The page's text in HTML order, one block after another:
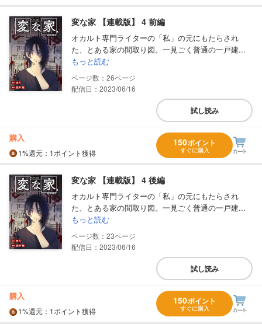
変な家 【連載版】 4 前編
オカルト専門ライターの「私」の元にもたらされ
た、とある家の間取り図。一見ごく普通の一戸建...
もっと読む
26
配信日：2023/06/16
試し読み
購入
1%還元 ：1ポイント獲得
150ポイント
すぐに購入
変な家 【連載版】 4 後編
オカルト専門ライターの「私」の元にもたらされ
た、とある家の間取り図。一見ごく普通の一戸建...
もっと読む
23
配信日：2023/06/16
試し読み
購入
1%還元 ：1ポイント獲得
150ポイント
すぐに購入